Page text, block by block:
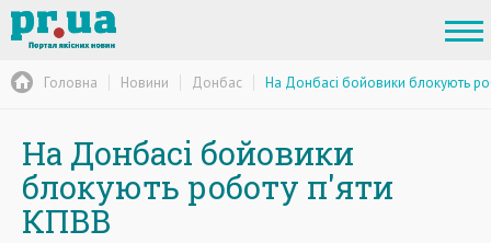
Головна Новини Донбас На Донбасі бойовики блокують
На Донбасі бойовики
блокують роботу п'яти
КПВВ